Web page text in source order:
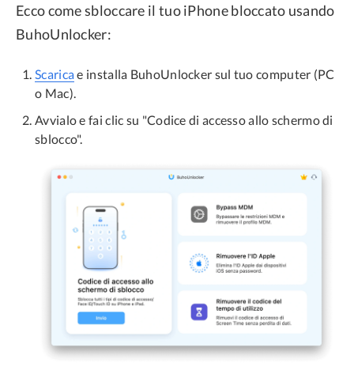
Ecco come sbloccare il tuo iPhone bloccato usando
BuhoUnlocker:
Scaricae installa BuhoUnlocker sul tuo computer (PC
o Mac).
Avvialo e fai clic su "Codice di accesso allo schermo di
sblocco".